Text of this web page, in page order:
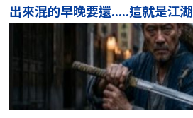
出來混的早晚要還.....這就是江湖